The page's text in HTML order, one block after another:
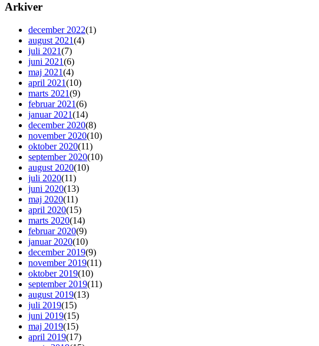
Arkiver
december 2022(1)
august 2021(4)
juli 2021(7)
juni 2021(6)
maj 2021(4)
april 2021(10)
marts 2021(9)
februar 2021(6)
januar 2021(14)
december 2020(8)
november 2020(10)
oktober 2020(11)
september 2020(10)
august 2020(10)
juli 2020(11)
juni 2020(13)
maj 2020(11)
april 2020(15)
marts 2020(14)
februar 2020(9)
januar 2020(10)
december 2019(9)
november 2019(11)
oktober 2019(10)
september 2019(11)
august 2019(13)
juli 2019(15)
juni 2019(15)
maj 2019(15)
april 2019(17)